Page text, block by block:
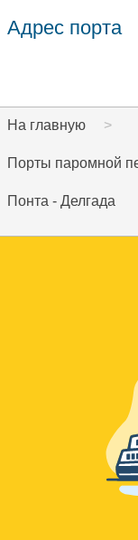
Адрес порта
На главную
Порты паромной
Понта - Делгада